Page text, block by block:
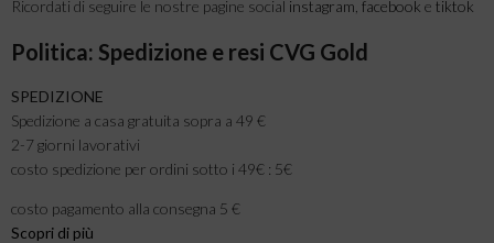
Ricordati di seguire le nostre pagine social instagram facebook e tiktok
Politica: Spedizione e resi CVG Gold
SPEDIZIONE
Spedizione a casa gratuita sopra a 49 €
2-7 giorni lavorativi
costo spedizione per ordini sotto i 49€ : 5€
costo pagamento alla consegna 5 €
Scopri di più